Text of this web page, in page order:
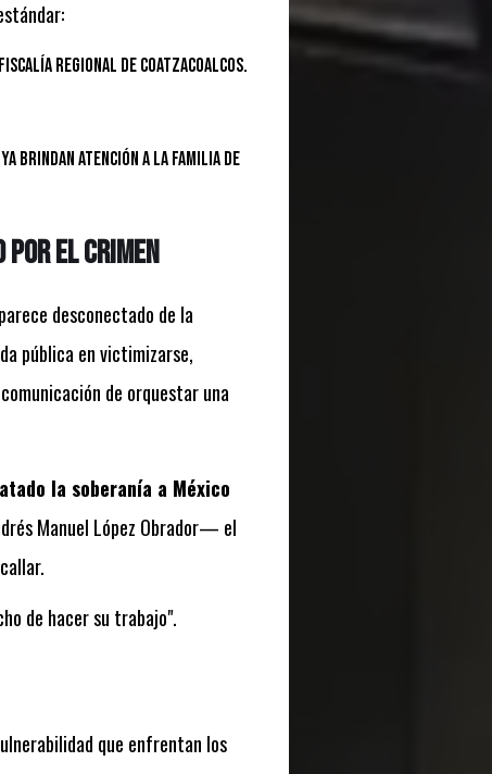
Regional de Coatzacoalcos.
brindan atención a la familia de
por el crimen
desconectado de la
pública en victimizarse,
de orquestar una
la soberanía a México
Manuel López Obrador— el
de hacer su trabajo".
que enfrentan los